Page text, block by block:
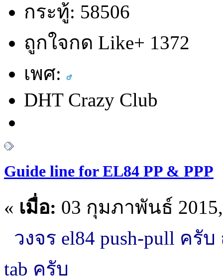
กระทู้: 58506
ถูกใจกด Like+ 1372
เพศ:
DHT Crazy Club
Guide line for EL84 PP & PPP
« เมื่อ: 03 กุมภาพันธ์
วงจร el84 push-pull ครั
tab ครับ